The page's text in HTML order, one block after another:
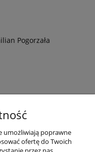
Pogorzała
umożliwiają poprawne
ofertę do Twoich